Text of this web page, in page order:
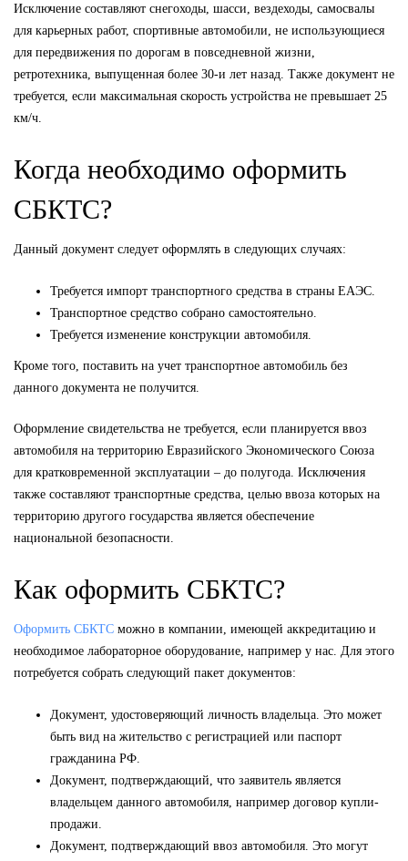
Исключение составляют снегоходы, шасси, вездеходы, самосвалы
для карьерных работ, спортивные автомобили, не использующиеся
для передвижения по дорогам в повседневной жизни,
ретротехника, выпущенная более 30-и лет назад. Также документ не
требуется, если максимальная скорость устройства не превышает 25
км/ч.
Когда необходимо оформить
СБКТС?
Данный документ следует оформлять в следующих случаях:
Требуется импорт транспортного средства в страны ЕАЭС.
Транспортное средство собрано самостоятельно.
Требуется изменение конструкции автомобиля.
Кроме того, поставить на учет транспортное автомобиль без
данного документа не получится.
Оформление свидетельства не требуется, если планируется ввоз
автомобиля на территорию Евразийского Экономического Союза
для кратковременной эксплуатации – до полугода. Исключения
также составляют транспортные средства, целью ввоза которых на
территорию другого государства является обеспечение
национальной безопасности.
Как оформить СБКТС?
Оформить СБКТС можно в компании, имеющей аккредитацию и
необходимое лабораторное оборудование, например у нас. Для этого
потребуется собрать следующий пакет документов:
Документ, удостоверяющий личность владельца. Это может
быть вид на жительство с регистрацией или паспорт
гражданина РФ.
Документ, подтверждающий, что заявитель является
владельцем данного автомобиля, например договор купли-
продажи.
Документ, подтверждающий ввоз автомобиля. Это могут